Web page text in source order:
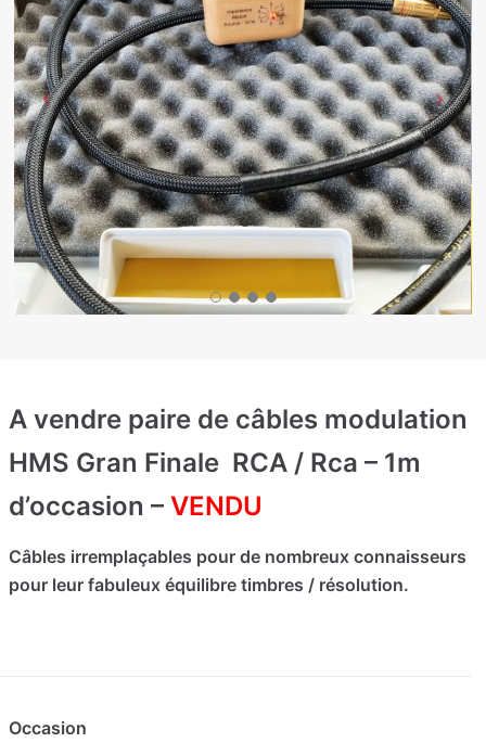
A vendre paire de câbles modulation
HMS Gran Finale RCA / Rca – 1m
d’occasion –VENDU
Câbles irremplaçables pour de nombreux connaisseurs
pour leur fabuleux équilibre timbres / résolution.
Occasion